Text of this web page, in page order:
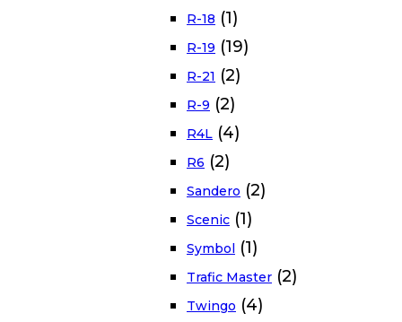
R-18 (1)
R-19 (19)
R-21 (2)
R-9 (2)
R4L (4)
R6 (2)
Sandero (2)
Scenic (1)
Symbol (1)
Trafic Master (2)
Twingo (4)